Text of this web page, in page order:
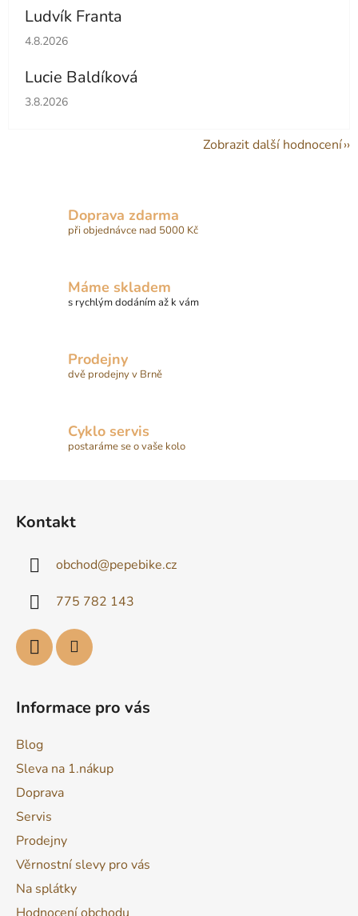
Ludvík Franta
Hodnocení obchodu je 5 z 5 hvězdiček.
4.8.2026
Lucie Baldíková
Hodnocení obchodu je 5 z 5 hvězdiček.
3.8.2026
Zobrazit další hodnocení
Doprava zdarma
při objednávce nad 5000 Kč
Máme skladem
s rychlým dodáním až k vám
Prodejny
dvě prodejny v Brně
Cyklo servis
postaráme se o vaše kolo
Kontakt
obchod@pepebike.cz
775 782 143
Informace pro vás
Blog
Sleva na 1.nákup
Doprava
Servis
Prodejny
Věrnostní slevy pro vás
Na splátky